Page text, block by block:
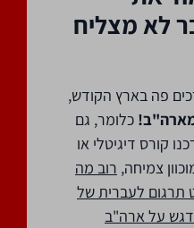
לא מצליח
פה בארץ הקודש,
כלומר, גם
קורס דיגיטלי או
צמיחה, רוב מה
תרגום לעברית של
על ארה"ב